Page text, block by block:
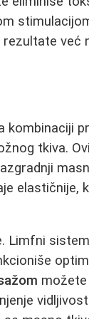
već
kombinaciji
tkiva.
elastičnije,
Limfni